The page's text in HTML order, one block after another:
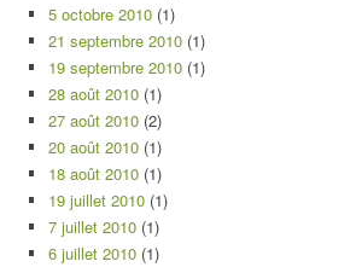
5 octobre 2010 (1)
21 septembre 2010 (1)
19 septembre 2010 (1)
28 août 2010 (1)
27 août 2010 (2)
20 août 2010 (1)
18 août 2010 (1)
19 juillet 2010 (1)
7 juillet 2010 (1)
6 juillet 2010 (1)